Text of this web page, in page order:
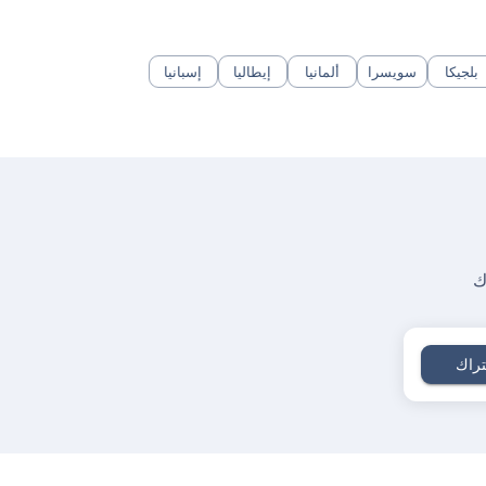
بلجيكا سويسرا ألمانيا إيطاليا إسبانيا